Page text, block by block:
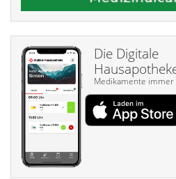
Die Digitale
Medikamente immer